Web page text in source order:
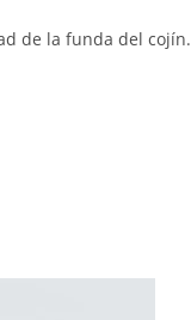
de la funda del cojín.